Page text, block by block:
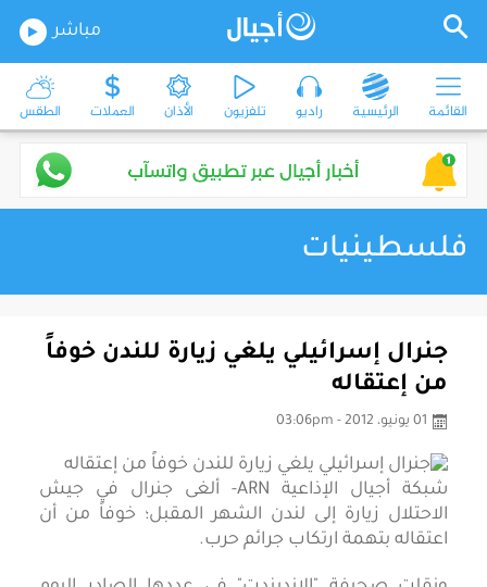
مباشر
القائمة الرئيسية راديو تلفزيون الأذان العملات الطقس
فلسطينيات
جنرال إسرائيلي يلغي زيارة للندن خوفاً
من إعتقاله
01 يونيو، 2012 - 03:06pm
شبكة أجيال الإذاعية ARN- ألغى جنرال في جيش
الاحتلال زيارة إلى لندن الشهر المقبل؛ خوفاً من أن
اعتقاله بتهمة ارتكاب جرائم حرب.